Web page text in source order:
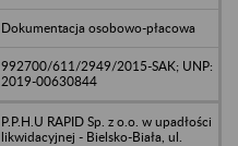
Dokumentacja osobowo-płacowa
992700/611/2949/2015-SAK; UNP:
2019-00630844
P.P.H.U RAPID Sp. z o.o. w upadłości
likwidacyjnej - Bielsko-Biała, ul.